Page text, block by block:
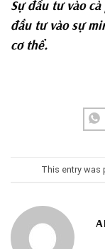
Sự đầu tư vào
đầu tư vào sự
cơ thể.
This entry was